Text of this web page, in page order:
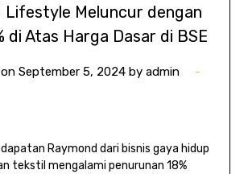
Lifestyle Meluncur dengan
di Atas Harga Dasar di BSE
September 5, 2024by admin
Raymond dari bisnis gaya hidup
tekstil mengalami penurunan 18%